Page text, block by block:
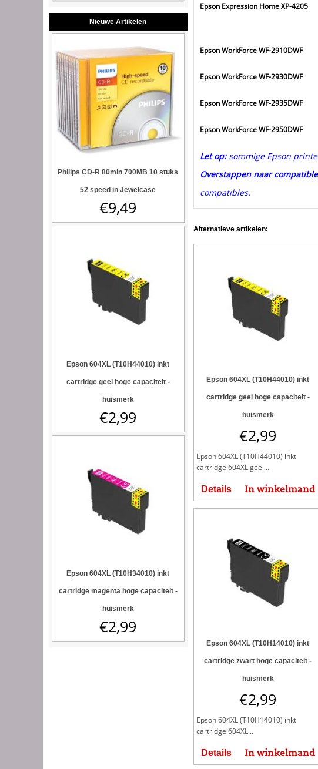
Nieuwe Artikelen
Philips CD-R 80min 700MB 10 stuks
52 speed in Jewelcase
€9,49
Epson 604XL (T10H44010) inkt
cartridge geel hoge capaciteit -
huismerk
€2,99
Epson 604XL (T10H34010) inkt
cartridge magenta hoge capaciteit -
huismerk
€2,99
Epson Expression Home XP-4205
Epson WorkForce WF-2910DWF
Epson WorkForce WF-2930DWF
Epson WorkForce WF-2935DWF
Epson WorkForce WF-2950DWF
Let op:sommige Epson
Overstappen naar
compatibles.
Alternatieve artikelen:
Epson 604XL (T10H44010) inkt
cartridge geel hoge capaciteit -
huismerk
€2,99
Epson 604XL (T10H44010) inkt
cartridge 604XL geel...
Details In winkelmand
Epson 604XL (T10H14010) inkt
cartridge zwart hoge capaciteit -
huismerk
€2,99
Epson 604XL (T10H14010) inkt
cartridge 604XL...
Details In winkelmand